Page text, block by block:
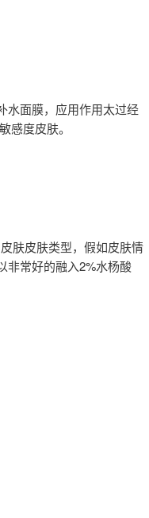
水面膜，应用作用太过经
感度皮肤。
肤皮肤类型，假如皮肤情
非常好的融入2%水杨酸